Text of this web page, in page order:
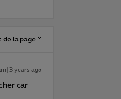
de la page
years ago
car